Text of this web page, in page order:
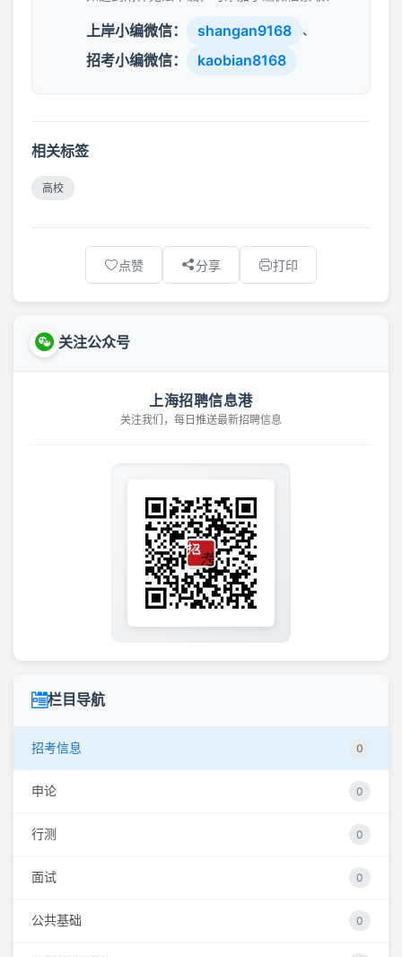
上岸小编微信： shangan9168 、
招考小编微信： kaobian8168
相关标签
高校
点赞 分享 打印
关注公众号
上海招聘信息港
关注我们，每日推送最新招聘信息
栏目导航
招考信息 0
申论 0
行测 0
面试 0
公共基础 0